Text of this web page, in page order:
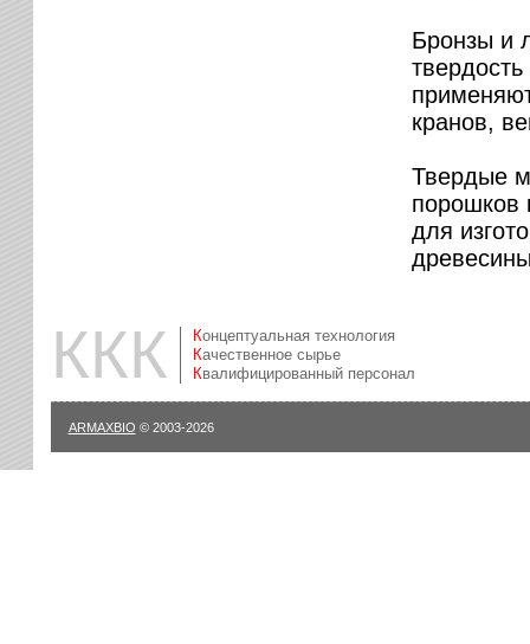
Бронзы и
кранов,
Твердые
порошков
для
ККК
Концептуальная технология
Качественное сырье
Квалифицированный персонал
ARMAXBIO © 2003-2026